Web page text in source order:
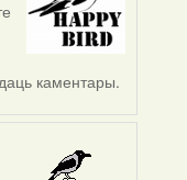
каментары.